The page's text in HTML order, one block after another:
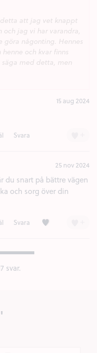
att jag vet knappt
och jag vi har varandra,
göra någonting. Hennes
och kvar finns
med detta, men
15 aug 2024
Svara
25 nov 2024
du snart på bättre vägen
och sorg över din
Svara Kärlek (1)
svar.